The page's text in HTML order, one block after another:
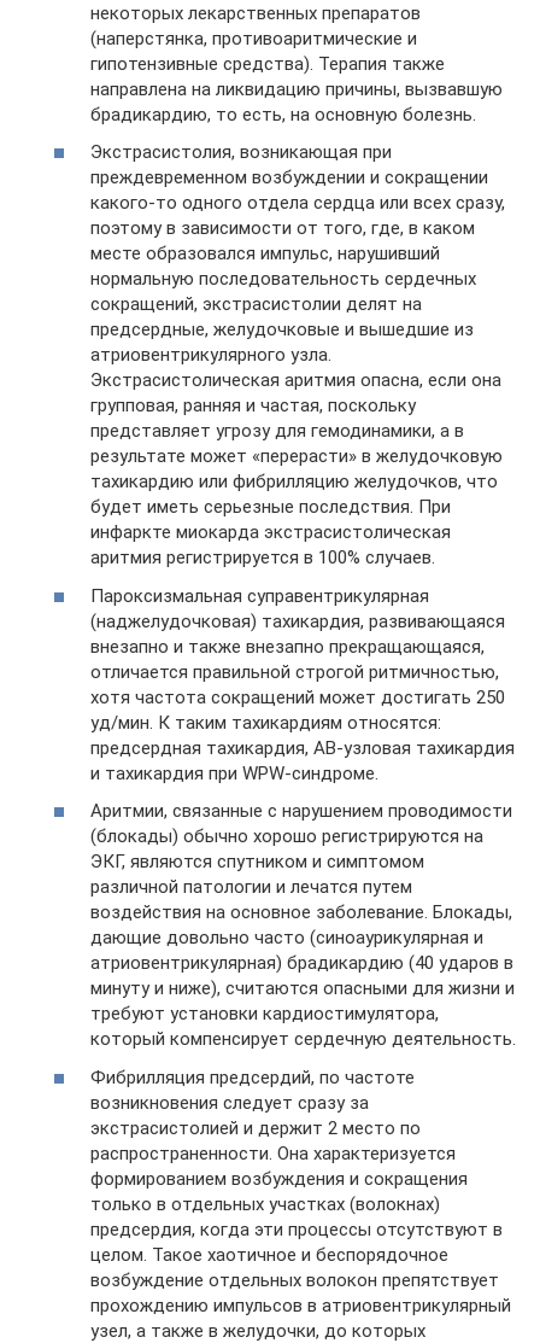
некоторых лекарственных препаратов
(наперстянка, противоаритмические и
гипотензивные средства). Терапия также
направлена на ликвидацию причины, вызвавшую
брадикардию, то есть, на основную болезнь.
Экстрасистолия, возникающая при
преждевременном возбуждении и сокращении
какого-то одного отдела сердца или всех сразу,
поэтому в зависимости от того, где, в каком
месте образовался импульс, нарушивший
нормальную последовательность сердечных
сокращений, экстрасистолии делят на
предсердные, желудочковые и вышедшие из
атриовентрикулярного узла.
Экстрасистолическая аритмия опасна, если она
групповая, ранняя и частая, поскольку
представляет угрозу для гемодинамики, а в
результате может «перерасти» в желудочковую
тахикардию или фибрилляцию желудочков, что
будет иметь серьезные последствия. При
инфаркте миокарда экстрасистолическая
аритмия регистрируется в 100% случаев.
Пароксизмальная суправентрикулярная
(наджелудочковая) тахикардия, развивающаяся
внезапно и также внезапно прекращающаяся,
отличается правильной строгой ритмичностью,
хотя частота сокращений может достигать 250
уд/мин. К таким тахикардиям относятся:
предсердная тахикардия, АВ-узловая тахикардия
и тахикардия при WPW-синдроме.
Аритмии, связанные с нарушением проводимости
(блокады) обычно хорошо регистрируются на
ЭКГ, являются спутником и симптомом
различной патологии и лечатся путем
воздействия на основное заболевание. Блокады,
дающие довольно часто (синоаурикулярная и
атриовентрикулярная) брадикардию (40 ударов в
минуту и ниже), считаются опасными для жизни и
требуют установки кардиостимулятора,
который компенсирует сердечную деятельность.
Фибрилляция предсердий, по частоте
возникновения следует сразу за
экстрасистолией и держит 2 место по
распространенности. Она характеризуется
формированием возбуждения и сокращения
только в отдельных участках (волокнах)
предсердия, когда эти процессы отсутствуют в
целом. Такое хаотичное и беспорядочное
возбуждение отдельных волокон препятствует
прохождению импульсов в атриовентрикулярный
узел, а также в желудочки, до которых